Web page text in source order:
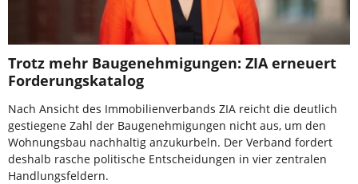
Trotz mehr Baugenehmigungen: ZIA erneuert
Forderungskatalog
Nach Ansicht des Immobilienverbands ZIA reicht die deutlich
gestiegene Zahl der Baugenehmigungen nicht aus, um den
Wohnungsbau nachhaltig anzukurbeln. Der Verband fordert
deshalb rasche politische Entscheidungen in vier zentralen
Handlungsfeldern.